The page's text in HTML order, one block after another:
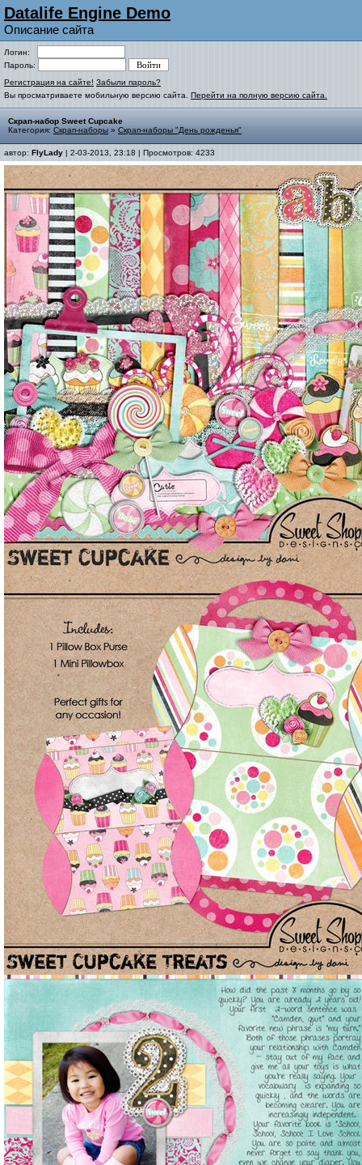
Datalife Engine Demo
Описание сайта
Логин:
Пароль:
Регистрация на сайте! Забыли пароль?
Вы просматриваете мобильную версию сайта. Перейти на полную версию сайта.
Скрап-набор Sweet Cupcake
Категория: Скрап-наборы » Скрап-наборы "День рожденья"
автор: FlyLady | 2-03-2013, 23:18 | Просмотров: 4233